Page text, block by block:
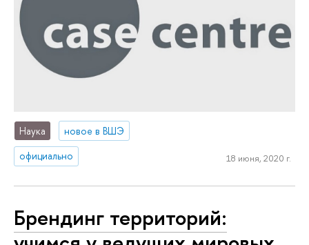
Наука
новое в ВШЭ
официально
18 июня, 2020 г.
Брендинг территорий: